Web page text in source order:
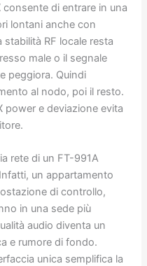
consente di entrare in una
lontani anche con
stabilità RF locale resta
male o il segnale
peggiora. Quindi
al nodo, poi il resto.
power e deviazione evita
rete di un FT-991A
un appartamento
di controllo,
in una sede più
audio diventa un
e rumore di fondo.
unica semplifica la